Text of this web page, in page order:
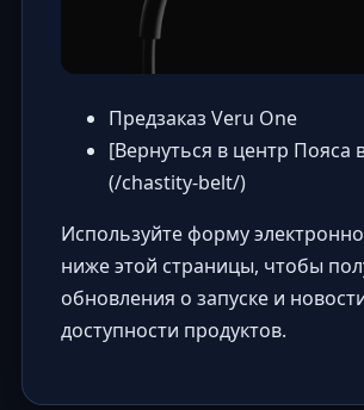
Предзаказ Veru One
[Вернуться в центр Пояса
(/chastity-belt/)
Используйте форму
ниже этой страницы, чтобы
обновления о запуске и
доступности продуктов.